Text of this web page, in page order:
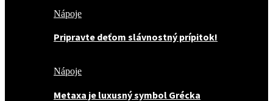
Nápoje
Pripravte deťom slávnostný prípitok!
Nápoje
Metaxa je luxusný symbol Grécka